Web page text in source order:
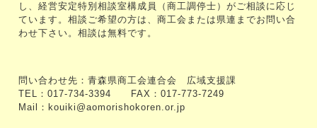
し、経営安定特別相談室構成員（商工調停士）がご相談に応じ
ています。相談ご希望の方は、商工会または県連までお問い合
わせ下さい。相談は無料です。
問い合わせ先：青森県商工会連合会 広域支援課
TEL：017-734-3394 FAX：017-773-7249
Mail：kouiki@aomorishokoren.or.jp